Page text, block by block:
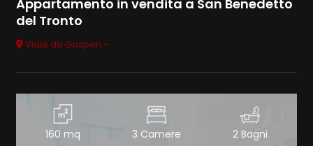
Appartamento in vendita a San Benedetto
del Tronto
Viale de Gasperi -
160 mq 3 Camere 2 Bagni